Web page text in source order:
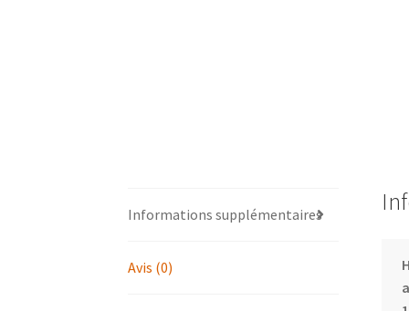
Informations supplémentaires
Avis (0)